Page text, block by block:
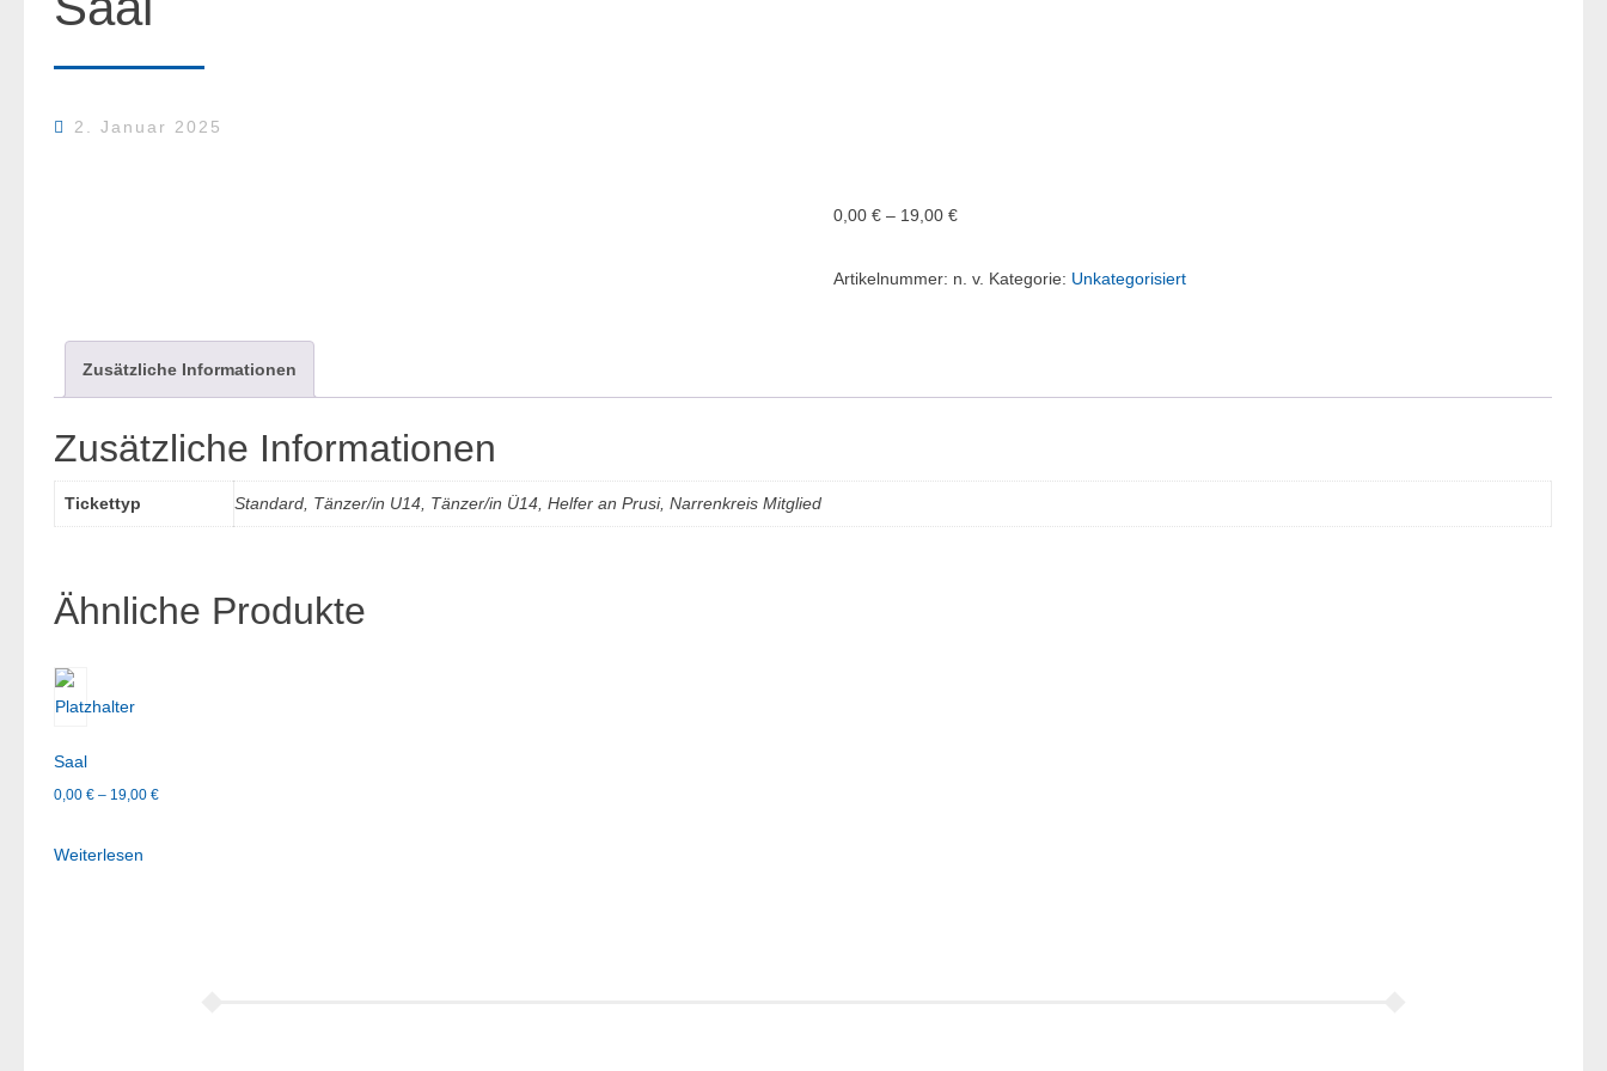
2. Januar 2025
0,00€ – 19,00€Preisspanne:
bis
Artikelnummer: n. v. Kategorie: Unkategorisiert
Zusätzliche Informationen
Zusätzliche Informationen
Tickettyp Standard, Tänzer/in U14, Tänzer/in Ü14, Helfer an Prusi, Narrenkreis Mitglied
Ähnliche Produkte
Saal
0,00€ – 19,00€Preisspanne:
Weiterlesen